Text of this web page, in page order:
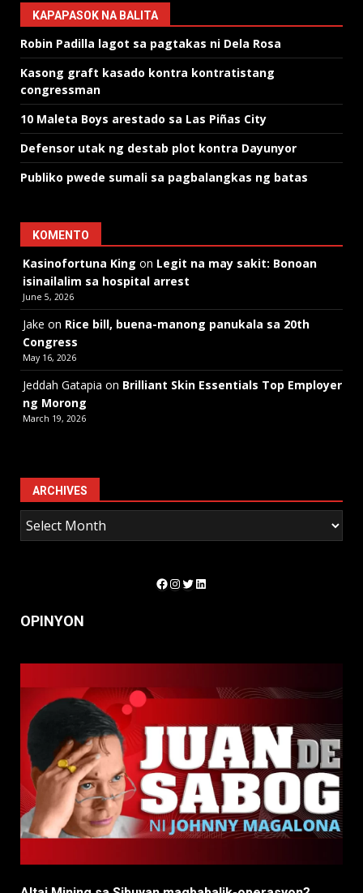
KAPAPASOK NA BALITA
Robin Padilla lagot sa pagtakas ni Dela Rosa
Kasong graft kasado kontra kontratistang
congressman
10 Maleta Boys arestado sa Las Piñas City
Defensor utak ng destab plot kontra Dayunyor
Publiko pwede sumali sa pagbalangkas ng batas
KOMENTO
Kasinofortuna King on Legit na may sakit: Bonoan
isinailalim sa hospital arrest
June 5, 2026
Jake on Rice bill, buena-manong panukala sa 20th
Congress
May 16, 2026
Jeddah Gatapia on Brilliant Skin Essentials Top Employer
ng Morong
March 19, 2026
ARCHIVES
Facebook
Instagram
Twitter
LinkedIn
OPINYON